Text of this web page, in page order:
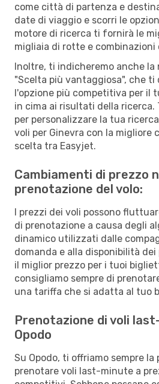
come città di partenza e
date di viaggio e scorri le
motore di ricerca ti fornirà le
migliaia di rotte e combinazioni
Inoltre, ti indicheremo anche la
"Scelta più vantaggiosa", che
l'opzione più competitiva per il
in cima ai risultati della
per personalizzare la tua
voli per Ginevra con la migliore
scelta tra Easyjet.
Cambiamenti di prezzo
prenotazione del volo:
I prezzi dei voli possono
di prenotazione a causa degli
dinamico utilizzati dalle
domanda e alla disponibilità
il miglior prezzo per i tuoi
consigliamo sempre di
una tariffa che si adatta al tuo
Prenotazione di voli
Opodo
Su Opodo, ti offriamo sempre la
prenotare voli last-minute a